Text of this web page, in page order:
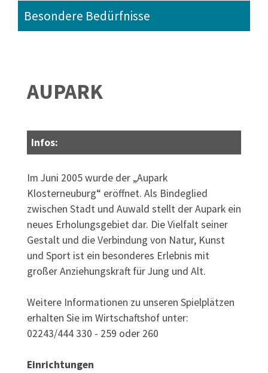
Besondere Bedürfnisse
AUPARK
Infos:
Im Juni 2005 wurde der „Aupark
Klosterneuburg“ eröffnet. Als Bindeglied
zwischen Stadt und Auwald stellt der Aupark ein
neues Erholungsgebiet dar. Die Vielfalt seiner
Gestalt und die Verbindung von Natur, Kunst
und Sport ist ein besonderes Erlebnis mit
großer Anziehungskraft für Jung und Alt.
Weitere Informationen zu unseren Spielplätzen
erhalten Sie im Wirtschaftshof unter:
02243/444 330 - 259 oder 260
Einrichtungen